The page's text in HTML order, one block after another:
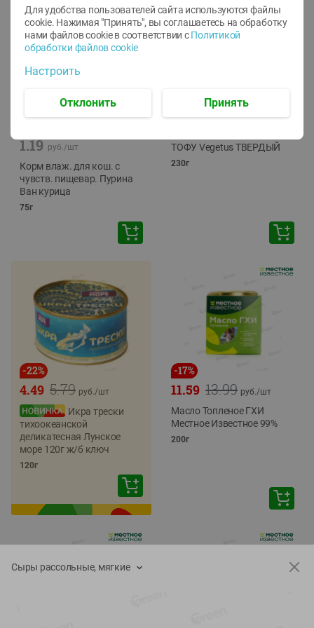
1.19 руб./шт
Корм влаж. для кош. с
чувств. пищевар. Пурина
Ван курица
75г
ТОФУ Vegetus ТВЕРДЫЙ
230г
-22%
5.79
4.49 руб./шт
Икра трески
тихоокеанской
деликатесная Лунское
море 120г ж/б ключ
120г
-17%
13.99
11.59 руб./шт
Масло Топленое ГХИ
Местное Известное 99%
200г
Сыры рассольные, мягкие
Для удобства пользователей сайта используются файлы
cookie. Нажимая "Принять", вы соглашаетесь на обработку
нами файлов cookie в соответствии с Политикой
обработки файлов cookie
Настроить
Отклонить Принять